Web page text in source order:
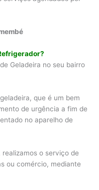
Geladeira no seu bairro
que é um bem
de urgência a fim de
no aparelho de
o serviço de
ou comércio, mediante